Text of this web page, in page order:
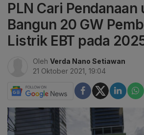
PLN Cari Pendanaan
Bangun 20 GW
Listrik EBT pada
Oleh Verda Nano Setiawan
21 Oktober 2021, 19:04